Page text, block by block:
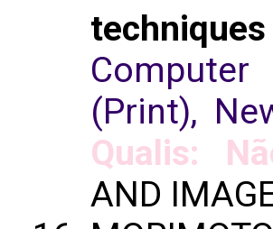
(Print),
Qualis:
AND